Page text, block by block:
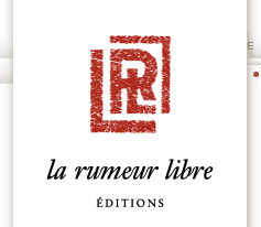
PRIX ROGER DEXTRE